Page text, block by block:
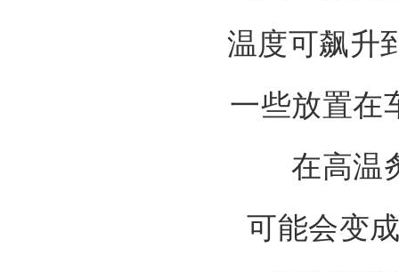
温度可飙升
一些放置在
在高温
可能会变